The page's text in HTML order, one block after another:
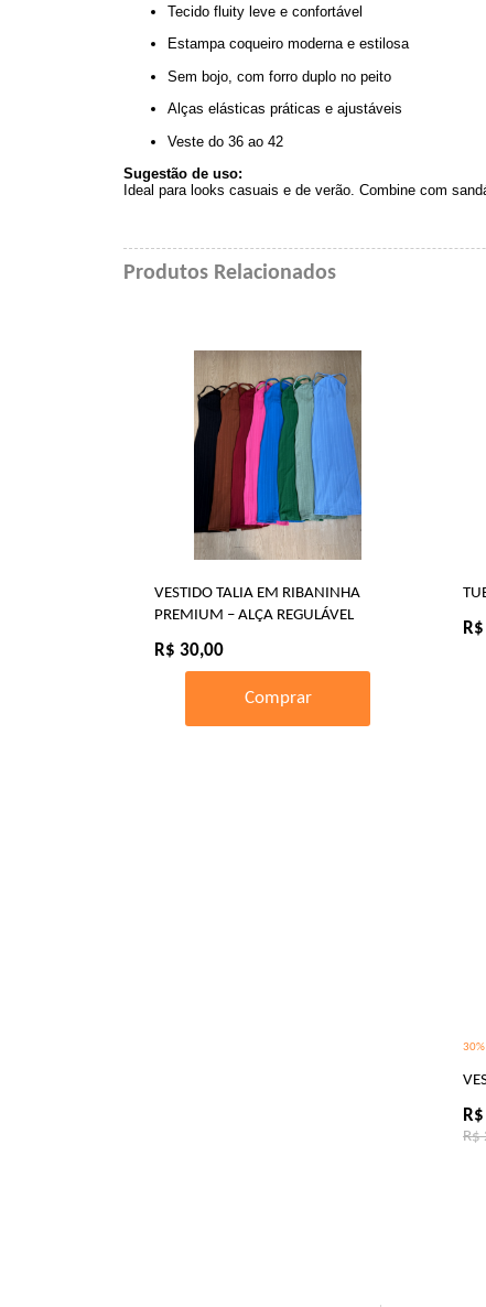
Tecido fluity leve e confortável
Estampa coqueiro moderna e estilosa
Sem bojo, com forro duplo no peito
Alças elásticas práticas e ajustáveis
Veste do 36 ao 42
Sugestão de uso:
Ideal para looks casuais e de verão. Combine com
Produtos Relacionados
VESTIDO TALIA EM RIBANINHA
PREMIUM – ALÇA REGULÁVEL
R$ 30,00
Comprar
R$